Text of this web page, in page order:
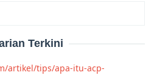
Terkini
artikel/tips/apa-itu-acp-